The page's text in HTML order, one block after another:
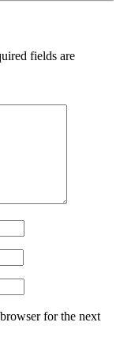
fields are
for the next